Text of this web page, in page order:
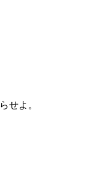
せよ。